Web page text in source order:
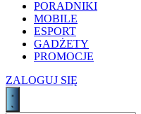
PORADNIKI
MOBILE
ESPORT
GADŻETY
PROMOCJE
ZALOGUJ SIĘ